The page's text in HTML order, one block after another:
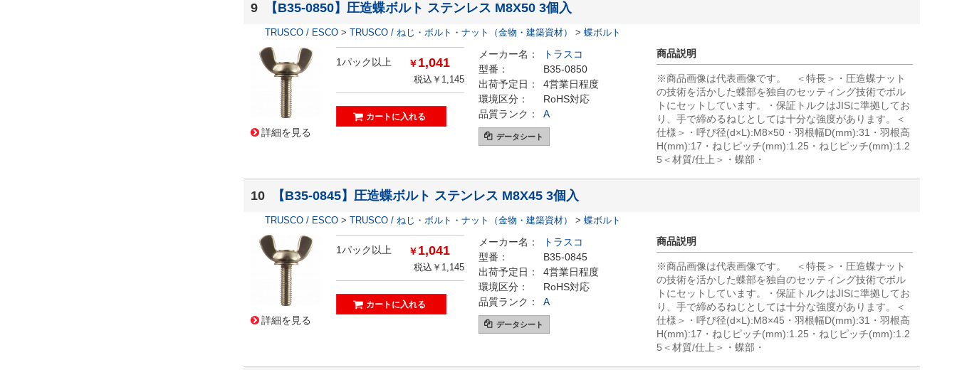
9 【B35-0850】圧造蝶ボルト ステンレス M8X50 3個入
TRUSCO / ESCO > TRUSCO / ねじ・ボルト・ナット（金物・建築資材） > 蝶ボルト
詳細を見る
1パック以上 ￥1,041
税込￥1,145
メーカー名：
トラスコ
型番：
B35-0850
出荷予定日：
4営業日程度
環境区分：
RoHS対応
品質ランク：
A
データシート
商品説明
※商品画像は代表画像です。 ＜特長＞・圧造蝶ナット
の技術を活かした蝶部を独自のセッティング技術でボル
トにセットしています。・保証トルクはJISに準拠してお
り、手で締めるねじとしては十分な強度があります。＜
仕様＞・呼び径(d×L):M8×50・羽根幅D(mm):31・羽根高
H(mm):17・ねじピッチ(mm):1.25・ねじピッチ(mm):1.2
5＜材質/仕上＞・蝶部・
10 【B35-0845】圧造蝶ボルト ステンレス M8X45 3個入
TRUSCO / ESCO > TRUSCO / ねじ・ボルト・ナット（金物・建築資材） > 蝶ボルト
詳細を見る
1パック以上 ￥1,041
税込￥1,145
メーカー名：
トラスコ
型番：
B35-0845
出荷予定日：
4営業日程度
環境区分：
RoHS対応
品質ランク：
A
データシート
商品説明
※商品画像は代表画像です。 ＜特長＞・圧造蝶ナット
の技術を活かした蝶部を独自のセッティング技術でボル
トにセットしています。・保証トルクはJISに準拠してお
り、手で締めるねじとしては十分な強度があります。＜
仕様＞・呼び径(d×L):M8×45・羽根幅D(mm):31・羽根高
H(mm):17・ねじピッチ(mm):1.25・ねじピッチ(mm):1.2
5＜材質/仕上＞・蝶部・